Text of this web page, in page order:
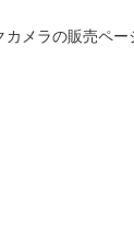
メラの販売ペ